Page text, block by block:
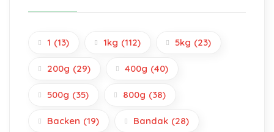
1 (13) 1kg (112) 5kg (23)
200g (29) 400g (40)
500g (35) 800g (38)
Backen (19) Bandak (28)